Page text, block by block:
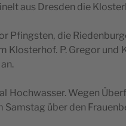
aus Dres­den die
Pfings­ten, die
Klos­ter­hof. P. Gre­gor und
Hoch­was­ser. Wegen
Sams­tag über den